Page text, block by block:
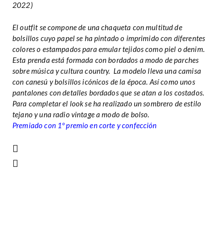
2022)
El outfit se compone de una chaqueta con multitud de
bolsillos cuyo papel se ha pintado o imprimido con diferentes
colores o estampados para emular tejidos como piel o denim.
Esta prenda está formada con bordados a modo de parches
sobre música y cultura country. La modelo lleva una camisa
con canesú y bolsillos icónicos de la época. Así como unos
pantalones con detalles bordados que se atan a los costados.
Para completar el look se ha realizado un sombrero de estilo
tejano y una radio vintage a modo de bolso.
Premiado con 1º premio en corte y confección